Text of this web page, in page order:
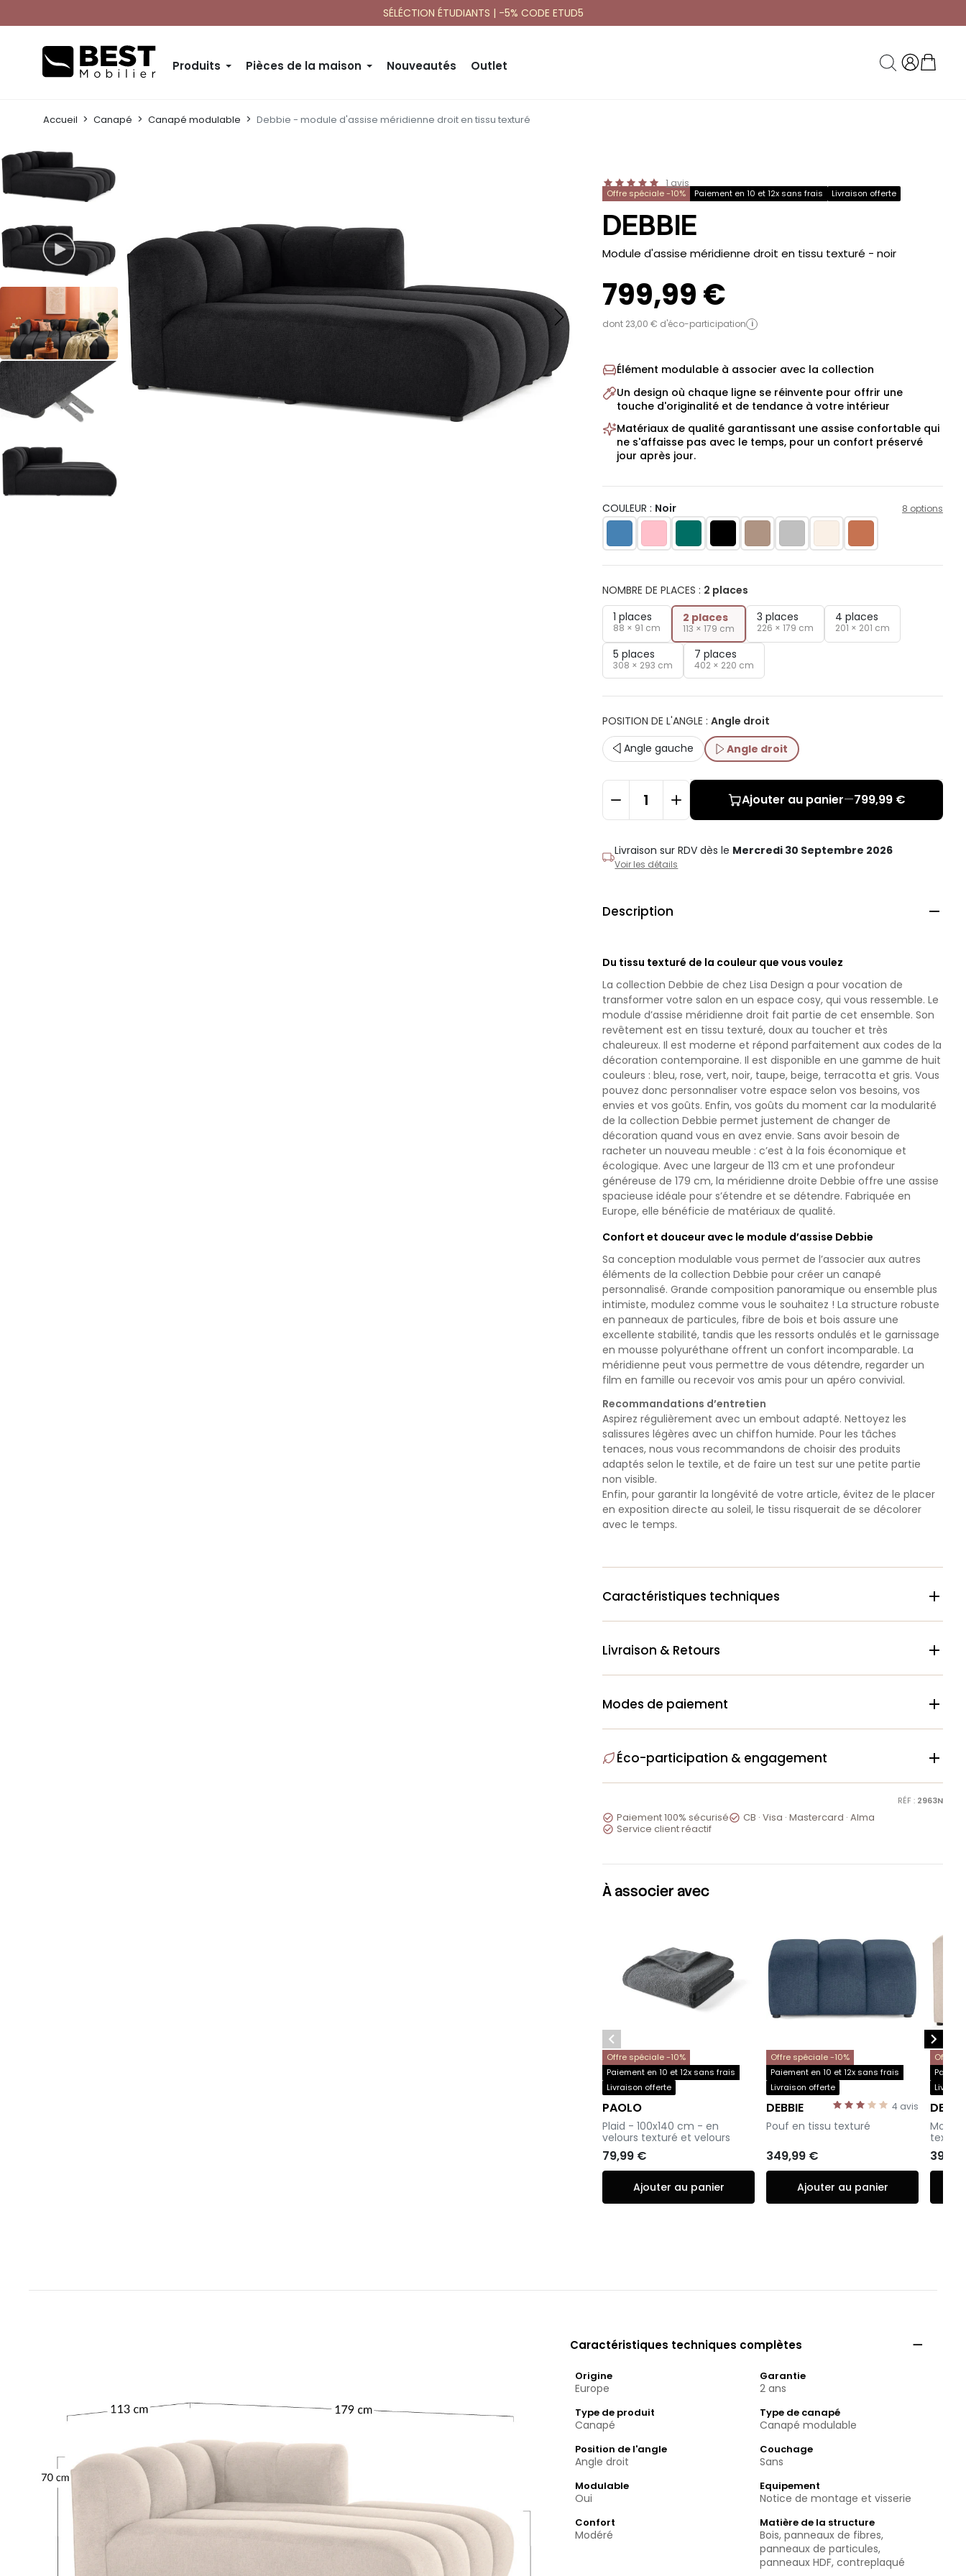
SÉLÉCTION ÉTUDIANTS | -5% CODE ETUD5
Produits Pièces de la maison Nouveautés Outlet
Accueil Canapé Canapé modulable Debbie - module d'assise méridienne droit en tissu texturé
1 avis
Offre spéciale -10% Paiement en 10 et 12x sans frais Livraison offerte
DEBBIE
-
Module d'assise méridienne droit en tissu texturé - noir
799,99 €
dont 23,00 € d'éco-participation i
Élément modulable à associer avec la collection
Un design où chaque ligne se réinvente pour offrir une
touche d'originalité et de tendance à votre intérieur
Matériaux de qualité garantissant une assise confortable qui
ne s'affaisse pas avec le temps, pour un confort préservé
jour après jour.
COULEUR : Noir 8 options
NOMBRE DE PLACES : 2 places
1 places
88 × 91 cm
2 places
113 × 179 cm
3 places
226 × 179 cm
4 places
201 × 201 cm
5 places
308 × 293 cm
7 places
402 × 220 cm
POSITION DE L'ANGLE :Angle droit
Angle gauche
Angle droit
Ajouter au panier—799,99 €
Livraison sur RDVdès le Mercredi 30 Septembre 2026
Voir les détails
Description 
Du tissu texturé de la couleur que vous voulez
La collection Debbie de chez Lisa Design a pour vocation de
transformer votre salon en un espace cosy, qui vous ressemble. Le
module d’assise méridienne droit fait partie de cet ensemble. Son
revêtement est en tissu texturé, doux au toucher et très
chaleureux. Il est moderne et répond parfaitement aux codes de la
décoration contemporaine. Il est disponible en une gamme de huit
couleurs : bleu, rose, vert, noir, taupe, beige, terracotta et gris. Vous
pouvez donc personnaliser votre espace selon vos besoins, vos
envies et vos goûts. Enfin, vos goûts du moment car la modularité
de la collection Debbie permet justement de changer de
décoration quand vous en avez envie. Sans avoir besoin de
racheter un nouveau meuble : c’est à la fois économique et
écologique. Avec une largeur de 113 cm et une profondeur
généreuse de 179 cm, la méridienne droite Debbie offre une assise
spacieuse idéale pour s’étendre et se détendre. Fabriquée en
Europe, elle bénéficie de matériaux de qualité.
Confort et douceur avec le module d’assise Debbie
Sa conception modulable vous permet de l’associer aux autres
éléments de la collection Debbie pour créer un canapé
personnalisé. Grande composition panoramique ou ensemble plus
intimiste, modulez comme vous le souhaitez ! La structure robuste
en panneaux de particules, fibre de bois et bois assure une
excellente stabilité, tandis que les ressorts ondulés et le garnissage
en mousse polyuréthane offrent un confort incomparable. La
méridienne peut vous permettre de vous détendre, regarder un
film en famille ou recevoir vos amis pour un apéro convivial.
Recommandations d’entretien
Aspirez régulièrement avec un embout adapté. Nettoyez les
salissures légères avec un chiffon humide.Pour les tâches
tenaces, nous vous recommandons de choisir des produits
adaptés selon le textile, et de faire un test sur une petite partie
non visible.
Enfin, pour garantir la longévité de votre article, évitez de le placer
en exposition directe au soleil, le tissu risquerait de se décolorer
avec le temps.
Caractéristiques techniques 
Livraison & Retours 
Modes de paiement 
Éco-participation & engagement 
RÉF : 2963N
 Paiement 100% sécurisé CB · Visa · Mastercard · Alma
 Service client réactif
À associer avec
Offre spéciale -10%
Paiement en 10 et 12x sans frais
Livraison offerte
PAOLO
-
Plaid - 100x140 cm - en
velours texturé et velours
79,99 €
Ajouter au panier
Offre spéciale -10%
Paiement en 10 et 12x sans frais
Livraison offerte
4 avis
DEBBIE
-
Pouf en tissu texturé
349,99 €
Ajouter au panier
Offre
-
 
Caractéristiques techniques complètes 
Origine
Europe
Garantie
2 ans
Type de produit
Canapé
Type de canapé
Canapé modulable
Position de l'angle
Angle droit
Couchage
Sans
Modulable
Oui
Equipement
Notice de montage et visserie
Confort
Modéré
Matière de la structure
Bois, panneaux de fibres,
panneaux de particules,
panneaux HDF, contreplaqué